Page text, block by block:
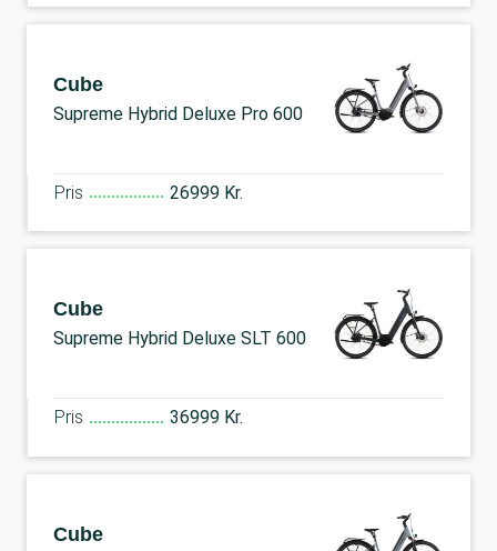
Cube
Supreme Hybrid Deluxe Pro 600
Pris 26999 Kr.
Cube
Supreme Hybrid Deluxe SLT 600
Pris 36999 Kr.
Cube